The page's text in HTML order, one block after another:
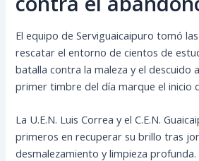
El equipo de Serviguaicaipuro tomó
rescatar el entorno de cientos de
batalla contra la maleza y el descuido
primer timbre del día marque el inicio
La U.E.N. Luis Correa y el C.E.N.
primeros en recuperar su brillo tras
desmalezamiento y limpieza